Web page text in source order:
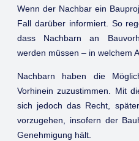
Wenn der Nachbar ein
Fall darüber informiert. So
dass Nachbarn an
werden müssen – in welchem
Nachbarn haben die
Vorhinein zuzustimmen. Mit
sich jedoch das Recht,
vorzugehen, insofern der
Genehmigung hält.